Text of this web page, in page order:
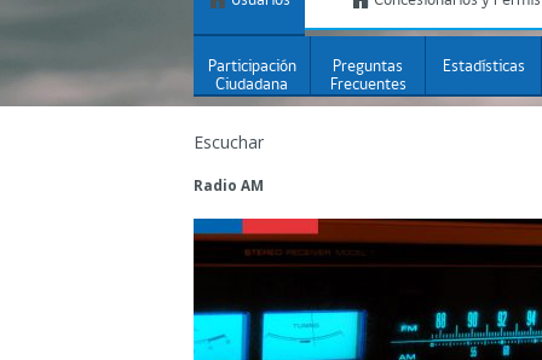
Participación
Ciudadana
Preguntas
Frecuentes
Estadísticas
Escuchar
Radio AM